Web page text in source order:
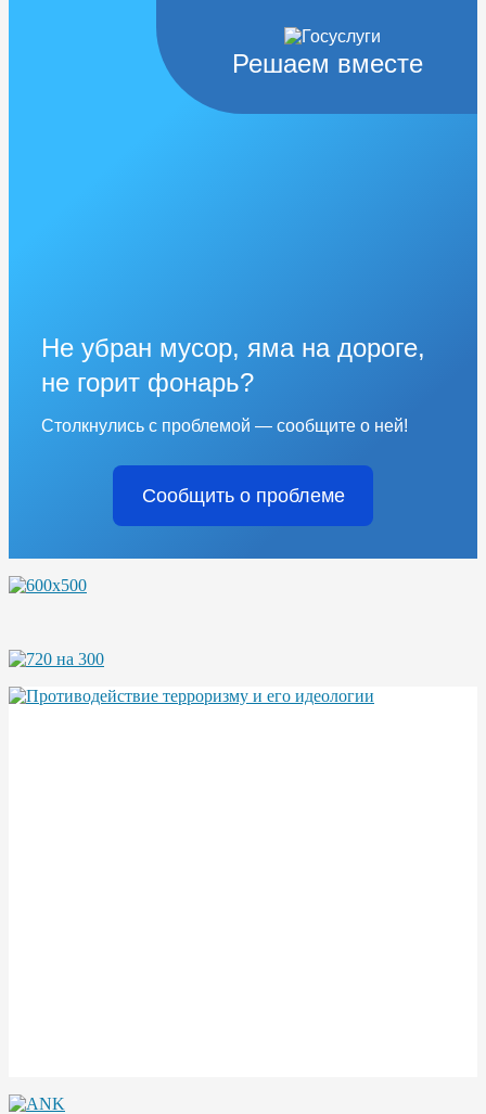
Решаем вместе
Не убран мусор, яма на дороге,
не горит фонарь?
Столкнулись с проблемой — сообщите о ней!
Сообщить о проблеме